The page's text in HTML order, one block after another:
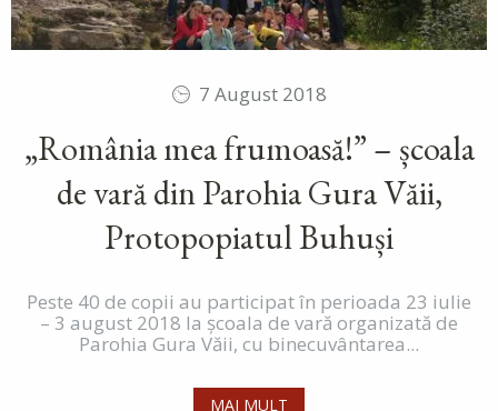
7 August 2018
„România mea frumoasă!” – școala
de vară din Parohia Gura Văii,
Protopopiatul Buhuși
Peste 40 de copii au participat în perioada 23 iulie
– 3 august 2018 la școala de vară organizată de
Parohia Gura Văii, cu binecuvântarea...
MAI MULT